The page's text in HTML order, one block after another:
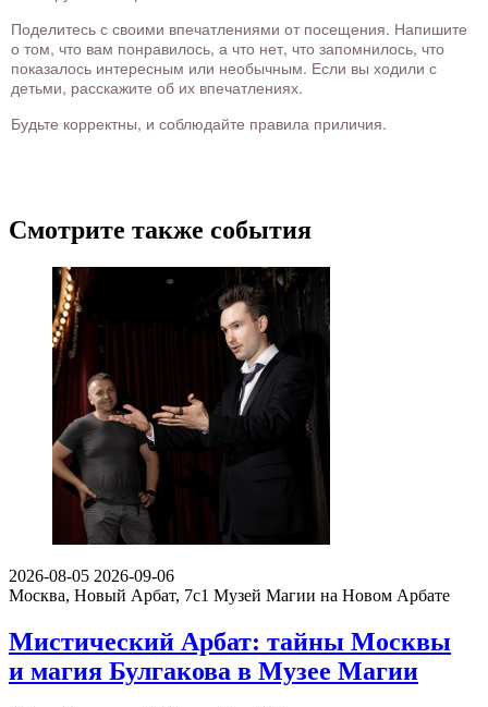
Поделитесь с своими впечатлениями от посещения. Напишите
о том, что вам понравилось, а что нет, что запомнилось, что
показалось интересным или необычным. Если вы ходили с
детьми, расскажите об их впечатлениях.
Будьте корректны, и соблюдайте правила приличия.
Смотрите также события
2026-08-05 2026-09-06
Москва, Новый Арбат, 7с1 Музей Магии на Новом Арбате
Мистический Арбат: тайны Москвы
и магия Булгакова в Музее Магии